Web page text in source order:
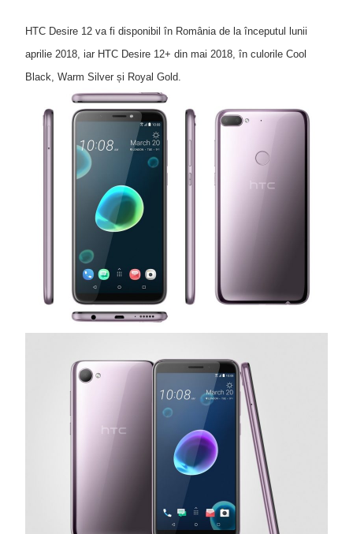
HTC Desire 12 va fi disponibil în România de la începutul lunii
aprilie 2018, iar HTC Desire 12+ din mai 2018, în culorile Cool
Black, Warm Silver și Royal Gold.